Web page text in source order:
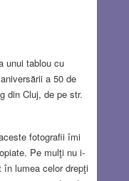
unui tablou cu
a 50 de
din Cluj, de pe str.
fotografii îmi
Pe mulţi nu i-
lumea celor drepţi